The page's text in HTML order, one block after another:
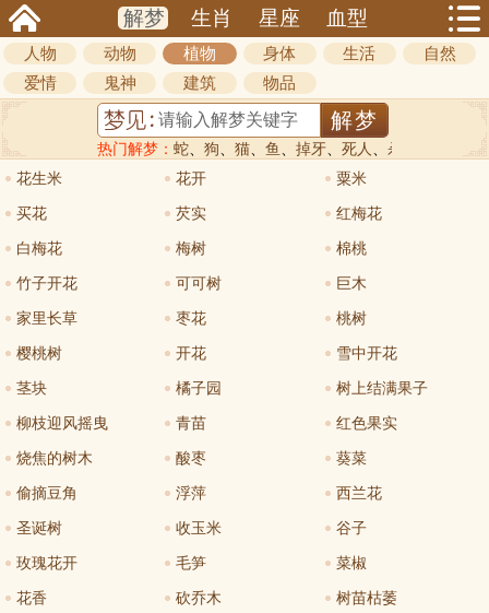
解梦 生肖 星座 血型
人物 动物 植物 身体 生活
自然
爱情
鬼神 建筑 物品
热门解梦： 蛇、 狗、 猫、 鱼 、 掉牙、 死人 、 杀人
花生米
花开 粟米
买花 芡实 红梅花
白梅花 梅树 棉桃
竹子开花 可可树 巨木
家里长草 枣花 桃树
樱桃树 开花 雪中开花
茎块 橘子园 树上结满果子
柳枝迎风摇曳 青苗 红色果实
烧焦的树木 酸枣 葵菜
偷摘豆角 浮萍 西兰花
圣诞树 收玉米 谷子
玫瑰花开 毛笋 菜椒
花香 砍乔木 树苗枯萎